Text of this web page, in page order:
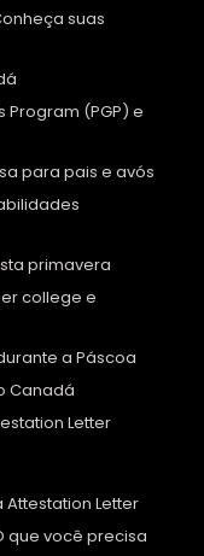
suas
Program (PGP) e
para pais e avós
primavera
college e
a Páscoa
Canadá
Letter
Letter
que você precisa